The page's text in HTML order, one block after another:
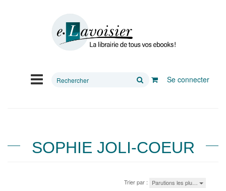
Rechercher
Se connecter
SOPHIE JOLI-COEUR
Trier par : Parutions les plu…